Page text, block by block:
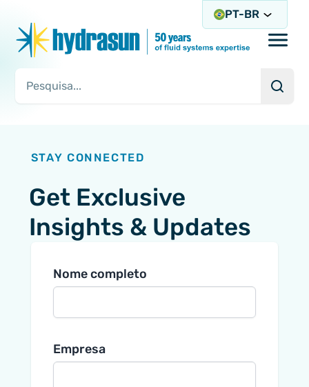
Consulta de pesquisa
PT-BR
STAY CONNECTED
Get Exclusive
Insights & Updates
Nome completo
Empresa